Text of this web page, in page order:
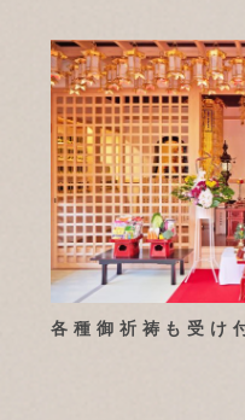
各種御祈祷も受け